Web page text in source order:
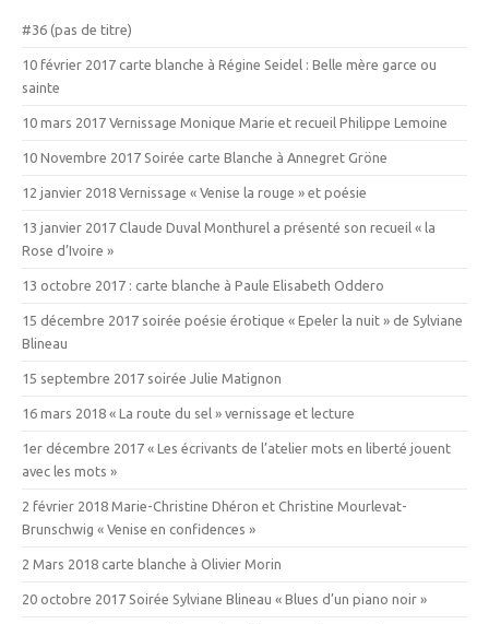
#36 (pas de titre)
10 février 2017 carte blanche à Régine Seidel : Belle mère garce ou
sainte
10 mars 2017 Vernissage Monique Marie et recueil Philippe Lemoine
10 Novembre 2017 Soirée carte Blanche à Annegret Gröne
12 janvier 2018 Vernissage « Venise la rouge » et poésie
13 janvier 2017 Claude Duval Monthurel a présenté son recueil « la
Rose d’Ivoire »
13 octobre 2017 : carte blanche à Paule Elisabeth Oddero
15 décembre 2017 soirée poésie érotique « Epeler la nuit » de Sylviane
Blineau
15 septembre 2017 soirée Julie Matignon
16 mars 2018 « La route du sel » vernissage et lecture
1er décembre 2017 « Les écrivants de l’atelier mots en liberté jouent
avec les mots »
2 février 2018 Marie-Christine Dhéron et Christine Mourlevat-
Brunschwig « Venise en confidences »
2 Mars 2018 carte blanche à Olivier Morin
20 octobre 2017 Soirée Sylviane Blineau « Blues d’un piano noir »